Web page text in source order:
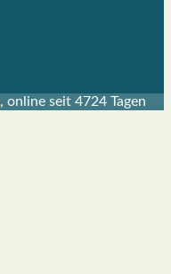
, online seit 4724 Tagen